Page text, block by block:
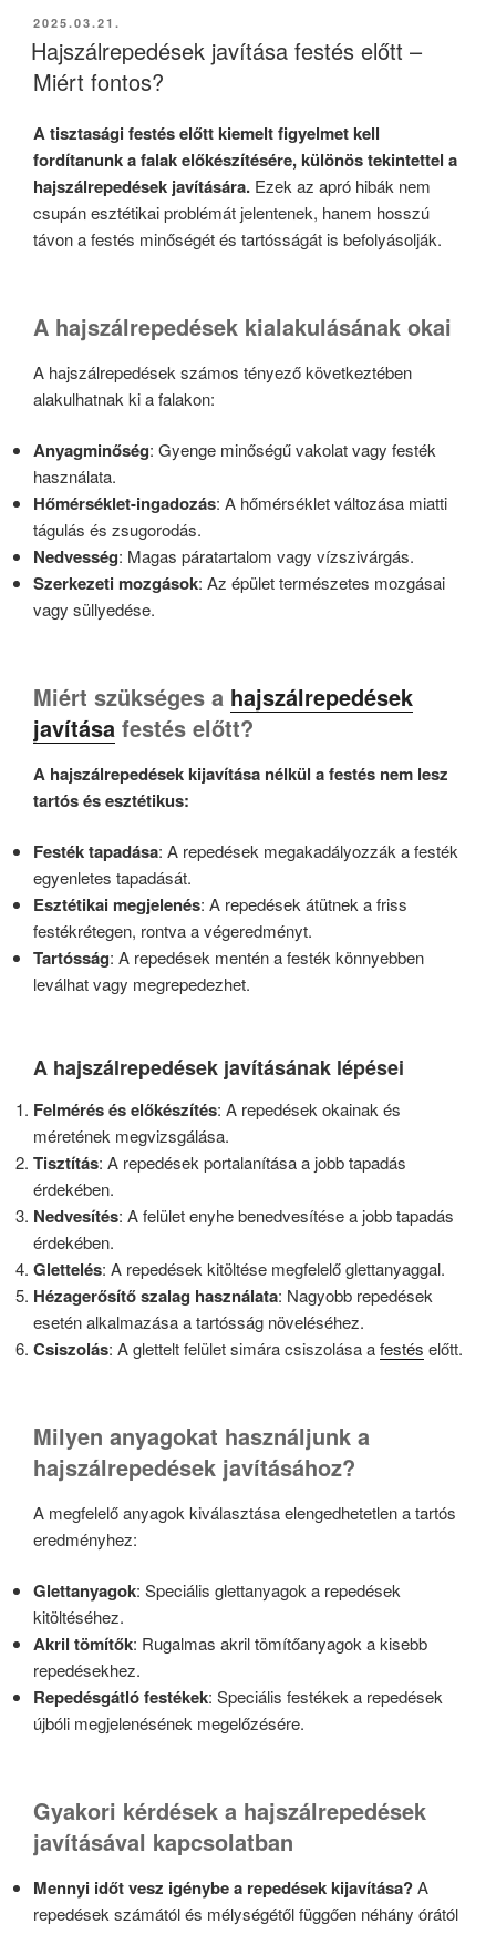
BEKÜLDVE:
2025.03.21.
Hajszálrepedések javítása festés előtt –
Miért fontos?
A tisztasági festés előtt kiemelt figyelmet kell
fordítanunk a falak előkészítésére, különös tekintettel a
hajszálrepedések javítására. Ezek az apró hibák nem
csupán esztétikai problémát jelentenek, hanem hosszú
távon a festés minőségét és tartósságát is befolyásolják.
A hajszálrepedések kialakulásának okai
A hajszálrepedések számos tényező következtében
alakulhatnak ki a falakon:
Anyagminőség: Gyenge minőségű vakolat vagy festék
használata.
Hőmérséklet-ingadozás: A hőmérséklet változása miatti
tágulás és zsugorodás.
Nedvesség: Magas páratartalom vagy vízszivárgás.
Szerkezeti mozgások: Az épület természetes mozgásai
vagy süllyedése.
Miért szükséges a hajszálrepedések
javítása festés előtt?
A hajszálrepedések kijavítása nélkül a festés nem lesz
tartós és esztétikus:
Festék tapadása: A repedések megakadályozzák a festék
egyenletes tapadását.
Esztétikai megjelenés: A repedések átütnek a friss
festékrétegen, rontva a végeredményt.
Tartósság: A repedések mentén a festék könnyebben
leválhat vagy megrepedezhet.
A hajszálrepedések javításának lépései
Felmérés és előkészítés: A repedések okainak és
méretének megvizsgálása.
Tisztítás: A repedések portalanítása a jobb tapadás
érdekében.
Nedvesítés: A felület enyhe benedvesítése a jobb tapadás
érdekében.
Glettelés: A repedések kitöltése megfelelő glettanyaggal.
Hézagerősítő szalag használata: Nagyobb repedések
esetén alkalmazása a tartósság növeléséhez.
Csiszolás: A glettelt felület simára csiszolása afestés előtt.
Milyen anyagokat használjunk a
hajszálrepedések javításához?
A megfelelő anyagok kiválasztása elengedhetetlen a tartós
eredményhez:
Glettanyagok: Speciális glettanyagok a repedések
kitöltéséhez.
Akril tömítők: Rugalmas akril tömítőanyagok a kisebb
repedésekhez.
Repedésgátló festékek: Speciális festékek a repedések
újbóli megjelenésének megelőzésére.
Gyakori kérdések a hajszálrepedések
javításával kapcsolatban
Mennyi időt vesz igénybe a repedések kijavítása?A
repedések számától és mélységétől függően néhány órától